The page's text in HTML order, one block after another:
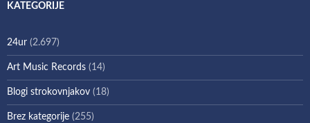
KATEGORIJE
24ur (2.697)
Art Music Records (14)
Blogi strokovnjakov (18)
Brez kategorije (255)